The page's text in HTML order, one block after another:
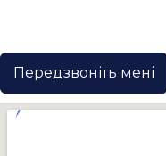
Передзвоніть мені